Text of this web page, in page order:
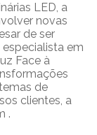
LED, a
novas
de ser
em
Face à
de
clientes, a
.